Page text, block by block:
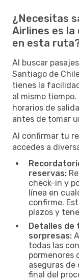
¿Necesitas
Airlines es la
en esta
Al buscar
Santiago de
tienes la
al mismo
horarios de
antes de tomar
Al confirmar tu
accedes a
reservas:
check-in y
línea en
confirme.
plazos y
Detalles de
sorpresas:
todas las
pormenores
aseguras de
final del